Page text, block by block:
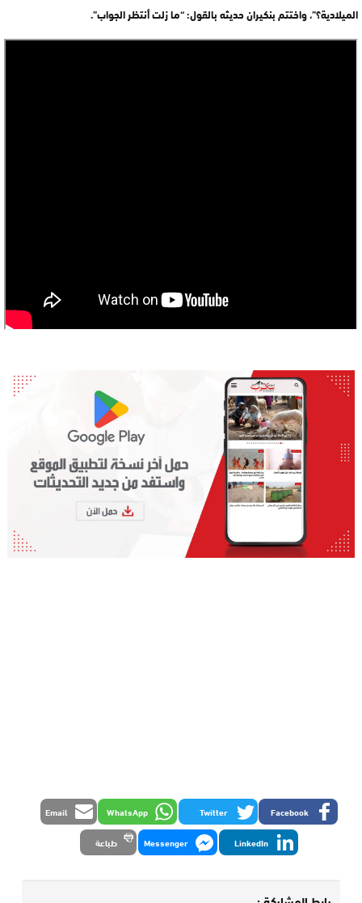
الميلادية؟”، واختتم بنكيران حديثه بالقول: “ما زلت أنتظر الجواب”.
Facebook
Twitter
WhatsApp
Email
LinkedIn
Messenger طباعة